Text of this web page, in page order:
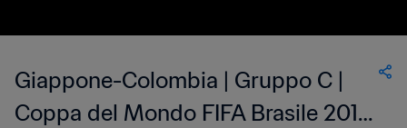
Giappone-Colombia | Gruppo C |
Coppa del Mondo FIFA Brasile 2014